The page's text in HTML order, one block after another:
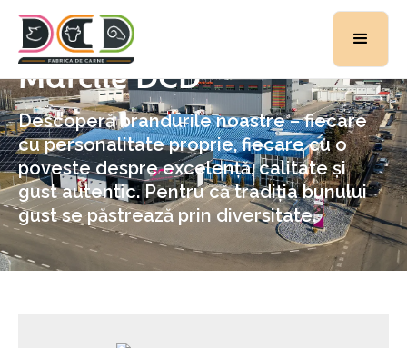
MărcileDCD
Descoperă brandurile noastre – fiecare
cu personalitate proprie, fiecare cu o
poveste despre excelență, calitate și
gust autentic. Pentru că tradiția bunului
gust se păstrează prin diversitate.